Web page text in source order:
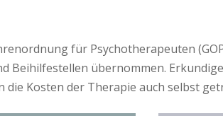
für Psychotherapeuten
Beihilfestellen übernommen.
die Kosten der Therapie auch selbst